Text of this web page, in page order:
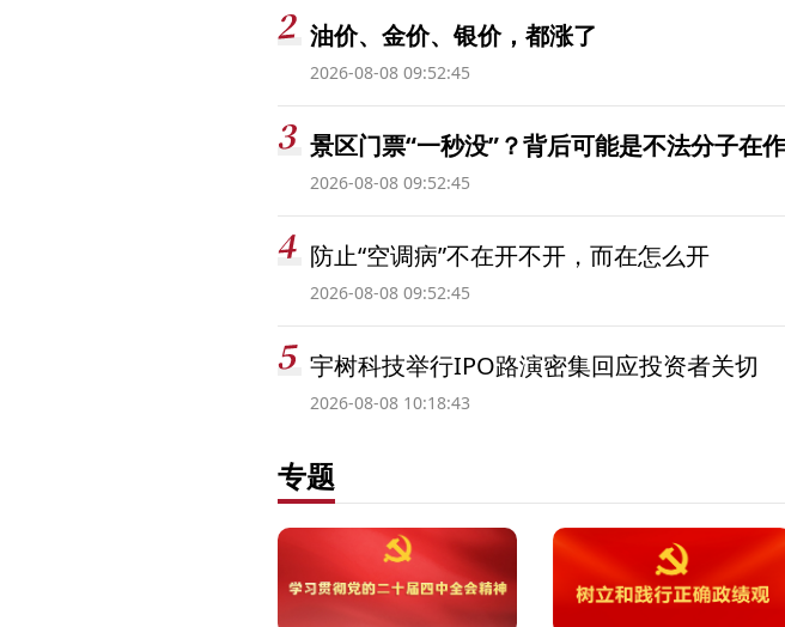
油价、金价、银价，都涨了
2026-08-08 09:52:45
景区门票“一秒没”？背后可能是不法分子在
2026-08-08 09:52:45
防止“空调病”不在开不开，而在怎么开
2026-08-08 09:52:45
宇树科技举行IPO路演密集回应投资者关切
2026-08-08 10:18:43
专题